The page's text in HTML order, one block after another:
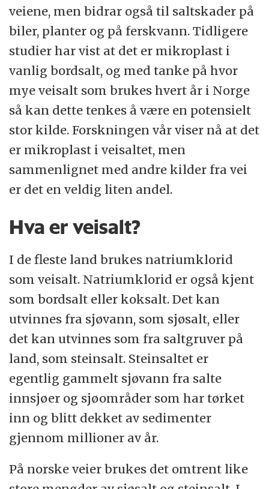
veiene, men bidrar også til saltskader på
biler, planter og på ferskvann. Tidligere
studier har vist at det er mikroplast i
vanlig bordsalt, og med tanke på hvor
mye veisalt som brukes hvert år i Norge
så kan dette tenkes å være en potensielt
stor kilde. Forskningen vår viser nå at det
er mikroplast i veisaltet, men
sammenlignet med andre kilder fra vei
er det en veldig liten andel.
Hva er veisalt?
I de fleste land brukes natriumklorid
som veisalt. Natriumklorid er også kjent
som bordsalt eller koksalt. Det kan
utvinnes fra sjøvann, som sjøsalt, eller
det kan utvinnes som fra saltgruver på
land, som steinsalt. Steinsaltet er
egentlig gammelt sjøvann fra salte
innsjøer og sjøområder som har tørket
inn og blitt dekket av sedimenter
gjennom millioner av år.
På norske veier brukes det omtrent like